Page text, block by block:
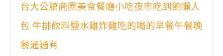
台大公館商圈美食餐廳小吃夜市吃到飽懶人
包 牛排飲料鹽水雞炸雞吃的喝的早餐午餐晚
餐通通有